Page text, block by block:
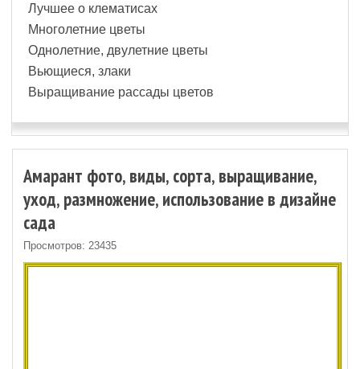
Лучшее о клематисах
Многолетние цветы
Однолетние, двулетние цветы
Вьющиеся, злаки
Выращивание рассады цветов
Амарант фото, виды, сорта, выращивание,
уход, размножение, использование в дизайне
сада
Просмотров: 23435